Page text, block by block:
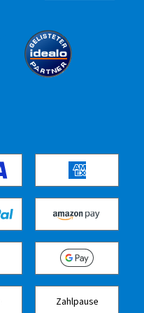
12,50 EUR
2,50 EUR
Zahlpause